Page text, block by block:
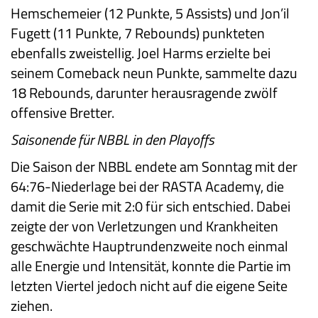
Hemschemeier (12 Punkte, 5 Assists) und Jon’il
Fugett (11 Punkte, 7 Rebounds) punkteten
ebenfalls zweistellig. Joel Harms erzielte bei
seinem Comeback neun Punkte, sammelte dazu
18 Rebounds, darunter herausragende zwölf
offensive Bretter.
Saisonende für NBBL in den Playoffs
Die Saison der NBBL endete am Sonntag mit der
64:76-Niederlage bei der RASTA Academy, die
damit die Serie mit 2:0 für sich entschied. Dabei
zeigte der von Verletzungen und Krankheiten
geschwächte Hauptrundenzweite noch einmal
alle Energie und Intensität, konnte die Partie im
letzten Viertel jedoch nicht auf die eigene Seite
ziehen.